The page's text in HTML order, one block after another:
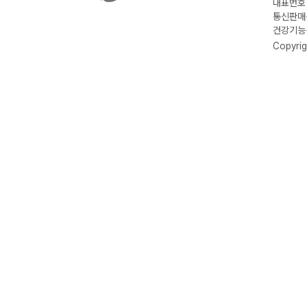
대표번
통신판
건강기